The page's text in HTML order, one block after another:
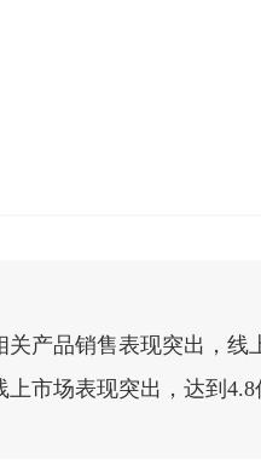
关产品销售表现突出，
上市场表现突出，达到